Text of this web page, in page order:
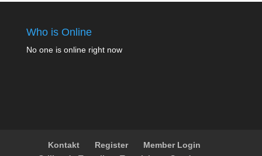
Who is Online
No one is online right now
Kontakt Register
Member Login